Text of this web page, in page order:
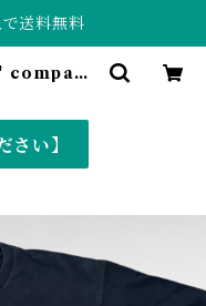
送料無料
さい】